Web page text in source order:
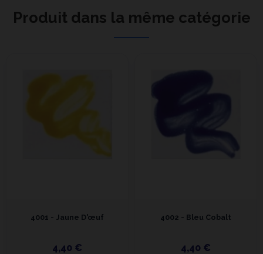
Produit dans la même catégorie
4001 - Jaune D'œuf
4,40 €
4002 - Bleu Cobalt
4,40 €